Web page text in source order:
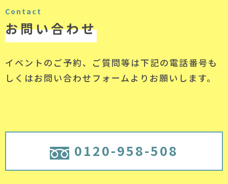
Contact
お問い合わせ
イベントのご予約、ご質問等は下記の電話番号も
しくはお問い合わせフォームよりお願いします。
0120-958-508